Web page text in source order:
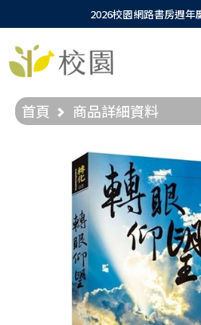
2026校園網路書房週年
首頁 商品詳細資料